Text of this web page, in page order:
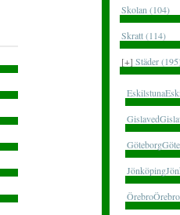
Skolan (104)
Skratt (114)
[+] Städer
ÖrebroÖrebro